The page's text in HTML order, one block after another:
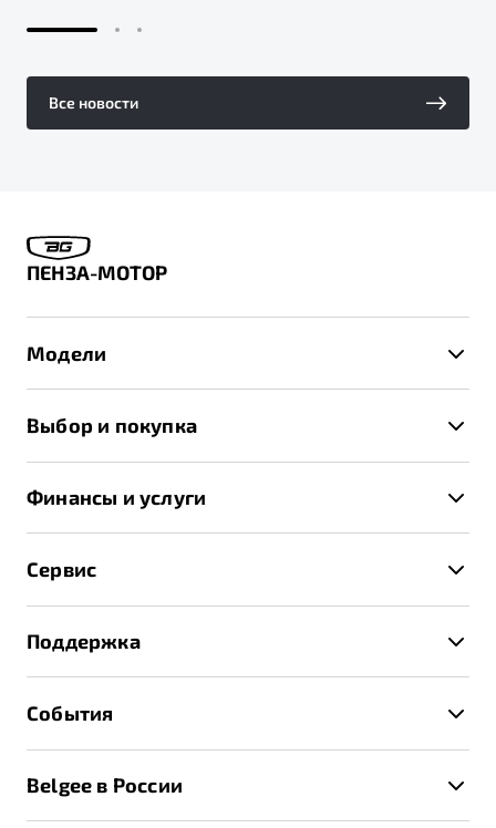
Все новости
ПЕНЗА-МОТОР
Модели
X70
Выбор и покупка
Спецпредложения и Акции
Записаться на тест-драйв
Получить предложение
Финансы и услуги
Трейд-ин
Страхование
Расчет КАСКО
Сервис
Руководство по эксплуатации
Техническое обслуживание
Калькулятор ТО
Поддержка
Помощь на дорогах
Belgee Линк
События
Контакты
Belgee в России